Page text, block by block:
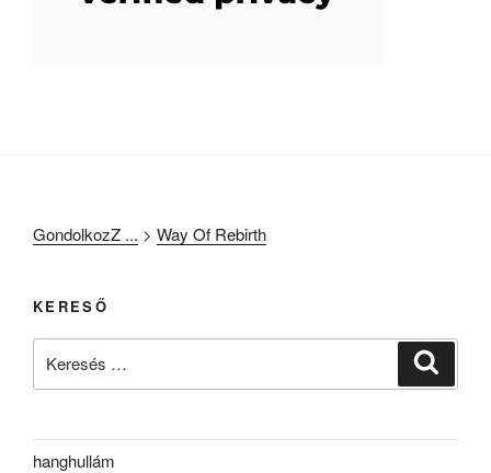
GondolkozZ ... > Way Of Rebirth
KERESŐ
hanghullám